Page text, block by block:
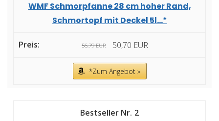
WMF Schmorpfanne 28 cm hoher Rand,
Schmortopf mit Deckel 5l...*
56,79 EUR 50,70 EUR
*Zum Angebot »
2